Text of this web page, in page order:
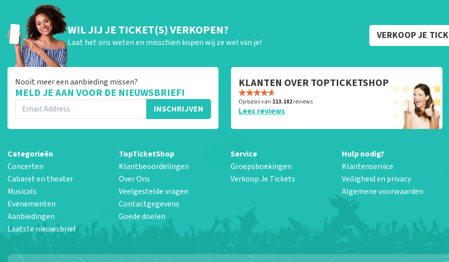
WIL JIJ JE TICKET(S) VERKOPEN?
Laat het ons weten en misschien kopen wij ze wel van je!
VERKOOP JE
Nooit meer een aanbieding missen?
MELD JE AAN VOOR DE NIEUWSBRIEF!
INSCHRIJVEN
KLANTEN OVER TOPTICKETSHOP
Op basis van 113.182reviews
Lees reviews
Categorieën
Concerten
Cabaret en theater
Musicals
Evenementen
Aanbiedingen
Laatste nieuwsbrief
TopTicketShop
Klantbeoordelingen
Over Ons
Veelgestelde vragen
Contactgegevens
Goede doelen
Service
Groepsboekingen
Verkoop Je Tickets
Hulp nodig?
Klantenservice
Veiligheid en privacy
Algemene voorwaarden